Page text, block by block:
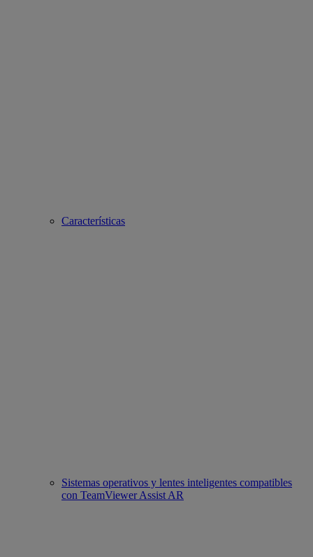
Características
Sistemas operativos y lentes inteligentes compatibles
con TeamViewer Assist AR